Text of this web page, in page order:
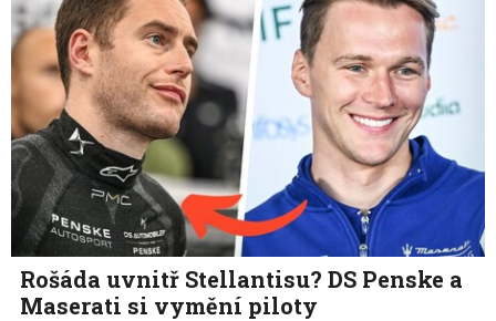
Rošáda uvnitř Stellantisu? DS Penske a
Maserati si vymění piloty